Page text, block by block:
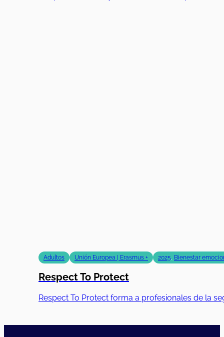
Adultos Unión Europea | Erasmus + 2025, Bienestar
Respect To Protect
Respect To Protect forma a profesionales de la